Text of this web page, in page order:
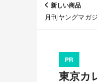
新しい商品
月刊ヤングマガ
PR
東京